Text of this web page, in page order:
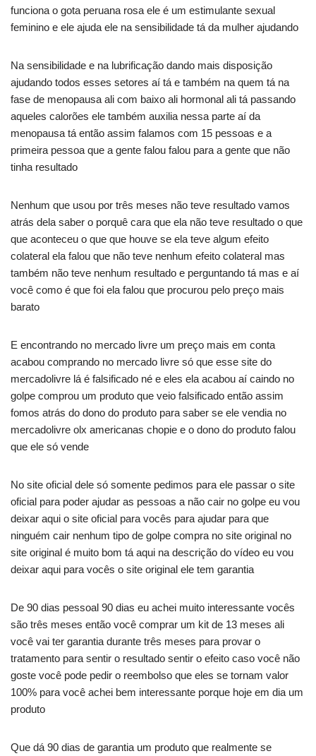
funciona o gota peruana rosa ele é um estimulante sexual
feminino e ele ajuda ele na sensibilidade tá da mulher ajudando
Na sensibilidade e na lubrificação dando mais disposição
ajudando todos esses setores aí tá e também na quem tá na
fase de menopausa ali com baixo ali hormonal ali tá passando
aqueles calorões ele também auxilia nessa parte aí da
menopausa tá então assim falamos com 15 pessoas e a
primeira pessoa que a gente falou falou para a gente que não
tinha resultado
Nenhum que usou por três meses não teve resultado vamos
atrás dela saber o porquê cara que ela não teve resultado o que
que aconteceu o que que houve se ela teve algum efeito
colateral ela falou que não teve nenhum efeito colateral mas
também não teve nenhum resultado e perguntando tá mas e aí
você como é que foi ela falou que procurou pelo preço mais
barato
E encontrando no mercado livre um preço mais em conta
acabou comprando no mercado livre só que esse site do
mercadolivre lá é falsificado né e eles ela acabou aí caindo no
golpe comprou um produto que veio falsificado então assim
fomos atrás do dono do produto para saber se ele vendia no
mercadolivre olx americanas chopie e o dono do produto falou
que ele só vende
No site oficial dele só somente pedimos para ele passar o site
oficial para poder ajudar as pessoas a não cair no golpe eu vou
deixar aqui o site oficial para vocês para ajudar para que
ninguém cair nenhum tipo de golpe compra no site original no
site original é muito bom tá aqui na descrição do vídeo eu vou
deixar aqui para vocês o site original ele tem garantia
De 90 dias pessoal 90 dias eu achei muito interessante vocês
são três meses então você comprar um kit de 13 meses ali
você vai ter garantia durante três meses para provar o
tratamento para sentir o resultado sentir o efeito caso você não
goste você pode pedir o reembolso que eles se tornam valor
100% para você achei bem interessante porque hoje em dia um
produto
Que dá 90 dias de garantia um produto que realmente se